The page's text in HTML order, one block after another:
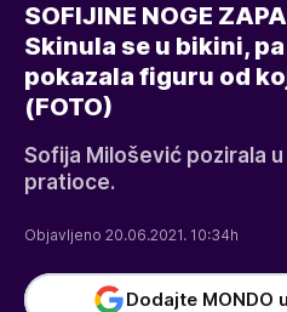
SOFIJINE NOGE
Skinula se u bikini,
pokazala figuru od
(FOTO)
Sofija Milošević pozirala
pratioce.
Objavljeno 20.06.2021. 10:34h
Dodajte MONDO